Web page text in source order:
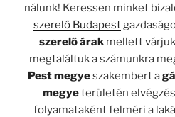
nálunk! Keressen minket
szerelő Budapest
szerelő árakmellett
megtaláltuk a számunkra
Pest megyeszakembert a
megyeterületén
folyamataként felméri a